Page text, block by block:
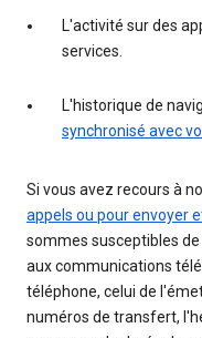
L'activité sur des
services.
L'historique de
synchronisé avec
Si vous avez recours à
appels ou pour envoyer
sommes susceptibles
aux communications
téléphone, celui de
numéros de transfert,